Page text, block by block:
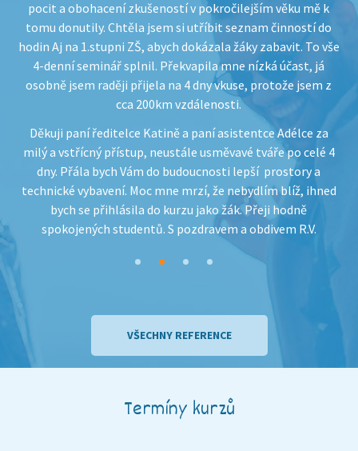
pocit a obohacení zkušeností v pokročilejším věku mě k
tomu donutily. Chtěla jsem si utříbit seznam činností do
hodin Aj na 1.stupni ZŠ, abych dokázala žáky zabavit. To vše
4-denní seminář splnil. Překvapila mne nízká účast, já
osobně jsem raději přijela na 4 dny vkuse, protože jsem z
cca 200km vzdálenosti.
Děkuji paní ředitelce Katině a paní asistentce Adélce za
milý a vstřícný přístup, neustále usměvavé tváře po celé 4
dny. Přála bych Vám do budoucnosti lepší prostory a
technické vybavení. Moc mne mrzí, že nebydlím blíž, ihned
bych se přihlásila do kurzu jako žák. Přeji hodně
spokojených studentů. S pozdravem a obdivem R.V.
VŠECHNY REFERENCE
Termíny kurzů